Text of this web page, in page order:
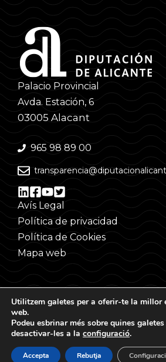
Palacio Provincial
Avda. Estación, 6
03005 Alacant
965 98 89 00
Avís Legal
Política de privacidad
Política de Cookies
Mapa web
©
Utilitzem galetes per a oferir-te la millor
web.
Podeu esbrinar més sobre quines
desactivar-les a la configuració.
Accepta Rebutja